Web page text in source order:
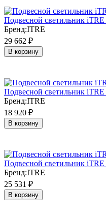
Подвесной светильник
Бренд:ITRE
29 662 ₽
В корзину
Подвесной светильник
Бренд:ITRE
18 920 ₽
В корзину
Подвесной светильник
Бренд:ITRE
25 531 ₽
В корзину